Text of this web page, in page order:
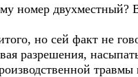
номер двухместный?
но сей факт не
разрешения,
травмы